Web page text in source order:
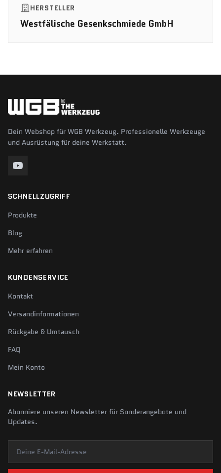
HERSTELLER
Westfälische Gesenkschmiede GmbH
Dein Webshop für WGB Werkzeug. Professionelle Werkzeuge
und Ausrüstung für deine Werkstatt.
SCHNELLZUGRIFF
Produkte
Blog
Mehr erfahren
KUNDENSERVICE
Kontakt
Versandinformationen
Rückgabe & Umtausch
FAQ
Mein Konto
NEWSLETTER
Abonniere unseren Newsletter für Sonderangebote und
Updates.
Deine E-Mail-Adresse